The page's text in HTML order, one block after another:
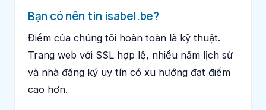
Bạn có nên tin isabel.be?
Điểm của chúng tôi hoàn toàn là kỹ thuật.
Trang web với SSL hợp lệ, nhiều năm lịch sử
và nhà đăng ký uy tín có xu hướng đạt điểm
cao hơn.